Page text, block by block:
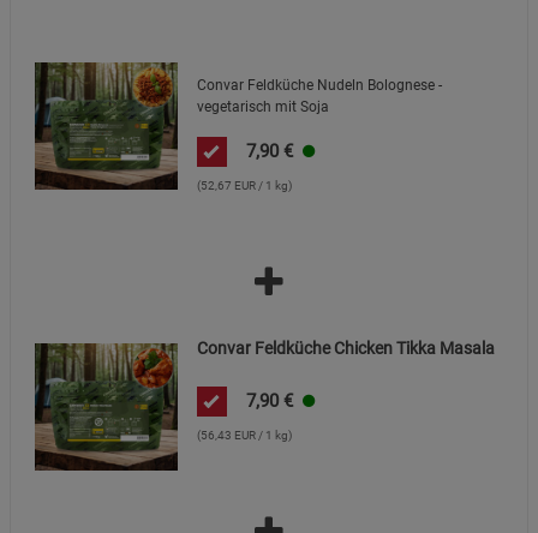
Convar Feldküche Nudeln Bolognese -
vegetarisch mit Soja
7,90 €
(52,67 EUR / 1 kg)
Convar Feldküche Chicken Tikka Masala
7,90 €
(56,43 EUR / 1 kg)
Cookie-Informationenanzeigen
Datenschutzerklärung